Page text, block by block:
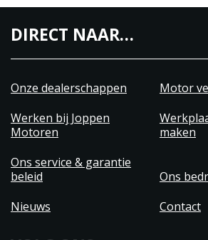
DIRECT NAAR…
Onze dealerschappen
Motor
Werken bij Joppen
Motoren
maken
Ons service & garantie
beleid
Ons
Nieuws
Contact